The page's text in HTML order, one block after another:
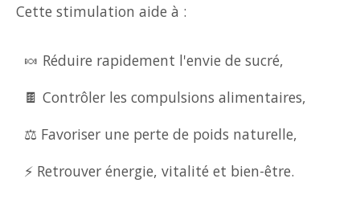
Cette stimulation aide à :
🍬 Réduire rapidement l'envie de sucré,
🍫 Contrôler les compulsions alimentaires,
⚖️ Favoriser une perte de poids naturelle,
⚡ Retrouver énergie, vitalité et bien-être.